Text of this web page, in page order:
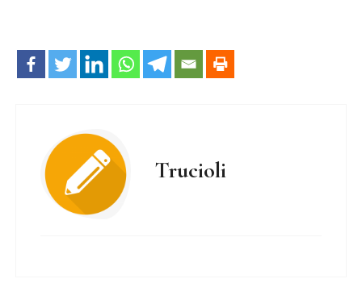
Trucioli